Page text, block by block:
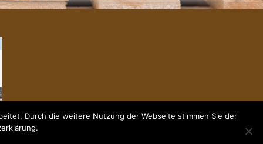
Durch die weitere Nutzung der Webseite stimmen Sie der